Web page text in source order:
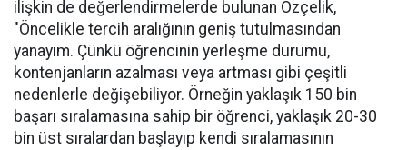
ilişkin de değerlendirmelerde bulunan Özçelik,
"Öncelikle tercih aralığının geniş tutulmasından
yanayım. Çünkü öğrencinin yerleşme durumu,
kontenjanların azalması veya artması gibi çeşitli
nedenlerle değişebiliyor. Örneğin yaklaşık 150 bin
başarı sıralamasına sahip bir öğrenci, yaklaşık 20-30
bin üst sıralardan başlayıp kendi sıralamasının